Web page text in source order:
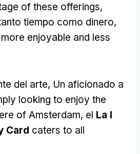
of these offerings,
tiempo como dinero,
enjoyable and less
del arte, Un aficionado a
looking to enjoy the
of Amsterdam, el La I
Card caters to all